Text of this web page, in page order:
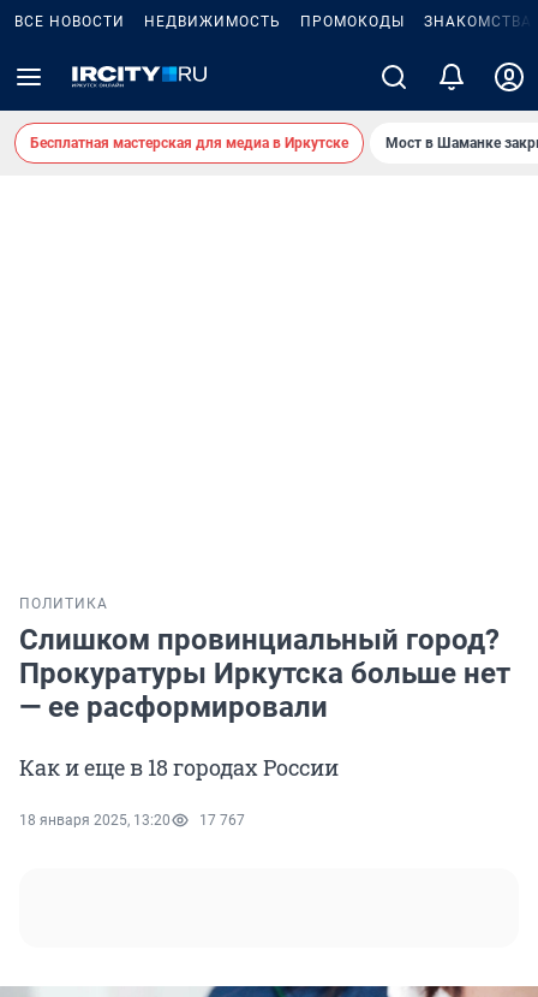
ВСЕ НОВОСТИ НЕДВИЖИМОСТЬ ПРОМОКОДЫ ЗНАКОМСТВА
Бесплатная мастерская для медиа в Иркутске Мост в Шаманке
ПОЛИТИКА
Слишком провинциальный город?
Прокуратуры Иркутска больше нет
— ее расформировали
Как и еще в 18 городах России
18 января 2025, 13:20 17 767